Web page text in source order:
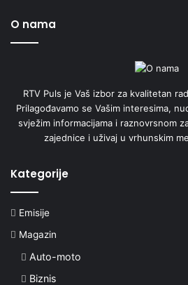
O nama
RTV Puls je Vaš izbor za kvalitetan
Prilagođavamo se Vašim interesima,
svježim informacijama i raznovrsnom
zajednice i uživaj u vrhunskim
Kategorije
Emisije
Magazin
Auto-moto
Biznis